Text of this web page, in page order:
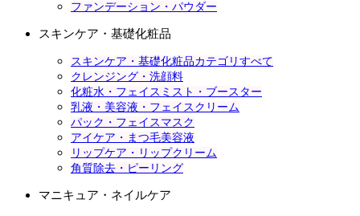
ファンデーション・パウダー
スキンケア・基礎化粧品
スキンケア・基礎化粧品カテゴリすべて
クレンジング・洗顔料
化粧水・フェイスミスト・ブースター
乳液・美容液・フェイスクリーム
パック・フェイスマスク
アイケア・まつ毛美容液
リップケア・リップクリーム
角質除去・ピーリング
マニキュア・ネイルケア